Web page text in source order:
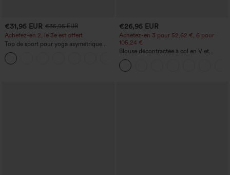
€31,95 EUR €35,95 EUR
Achetez-en 2, le 3e est offert
Top de sport pour yoga asymétrique
(une épaule) à manches longues avec
ouverture pour le pouce, ourlet arrondi
haut-bas, séchage rapide, soutien-gorge
€26,95 EUR
Achetez-en 3 pour 52,62 €, 6 pour
105,24 €
Blouse décontractée à col en V et
manches courtes bouffantes